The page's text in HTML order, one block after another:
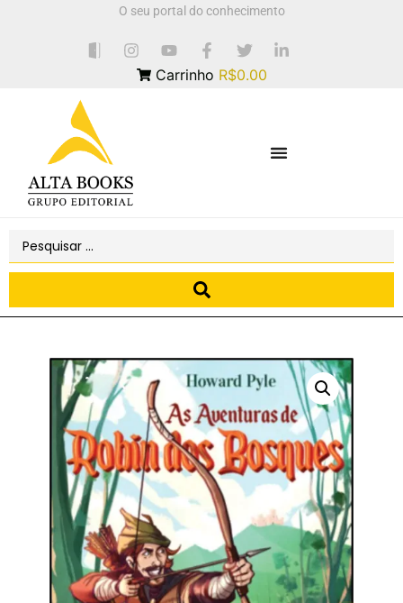
O seu portal do conhecimento
Carrinho R$0.00